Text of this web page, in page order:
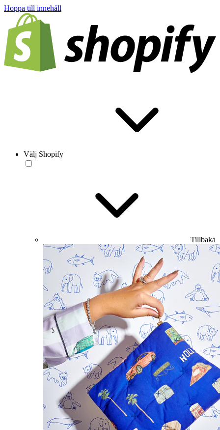
Hoppa till innehåll
Välj Shopify
Tillbaka